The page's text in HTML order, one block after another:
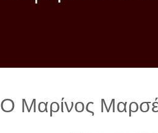
Ο Μαρίνος